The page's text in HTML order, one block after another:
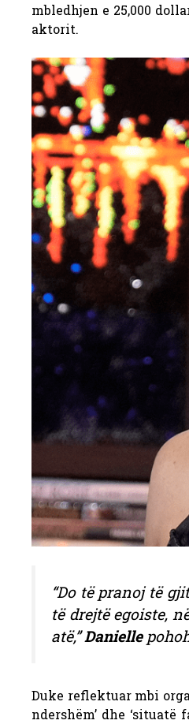
mbledhjen e 25,000
aktorit.
“Do të pranoj të
të drejtë egoiste,
atë,”Danielle
Duke reflektuar mbi
ndershëm’ dhe